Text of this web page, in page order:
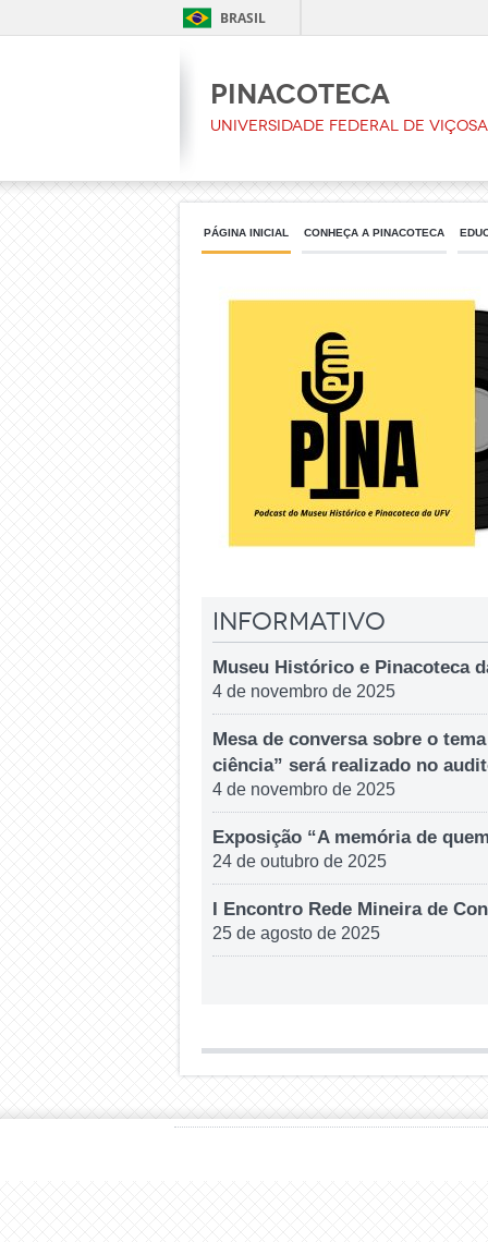
BRASIL
Pinacoteca
Universidade Federal de Viçosa
PÁGINA INICIAL CONHEÇA A PINACOTECA
Informativo
Museu Histórico e Pinacoteca
4 de novembro de 2025
Mesa de conversa sobre o
ciência” será realizado no
4 de novembro de 2025
Exposição “A memória de
24 de outubro de 2025
I Encontro Rede Mineira de
25 de agosto de 2025